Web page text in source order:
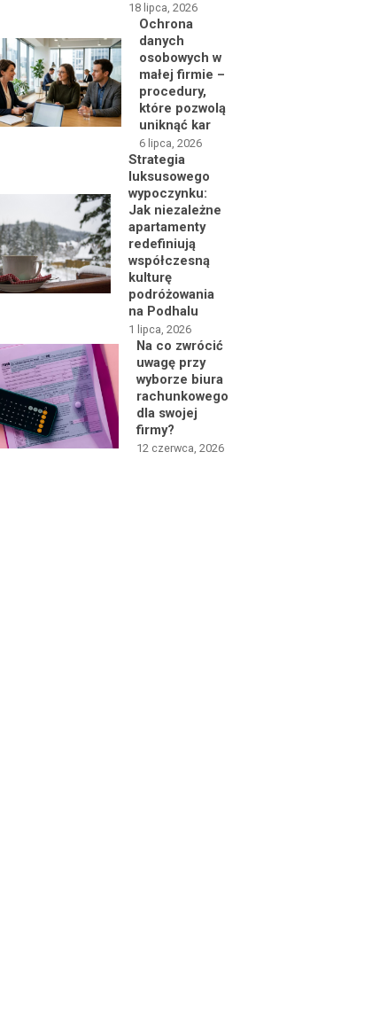
18 lipca, 2026
Ochrona
danych
osobowych w
małej firmie –
procedury,
które pozwolą
uniknąć kar
6 lipca, 2026
Strategia
luksusowego
wypoczynku:
Jak niezależne
apartamenty
redefiniują
współczesną
kulturę
podróżowania
na Podhalu
1 lipca, 2026
Na co zwrócić
uwagę przy
wyborze biura
rachunkowego
dla swojej
firmy?
12 czerwca, 2026